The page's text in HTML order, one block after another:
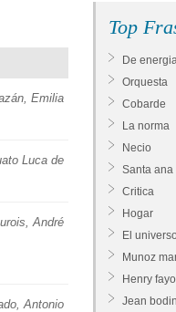
Emilia
Luca de
André
Antonio
Top
De
Orquesta
Cobarde
La norma
Necio
Santa ana
Critica
Hogar
El universo
Munoz
Henry fayol
Jean bodin